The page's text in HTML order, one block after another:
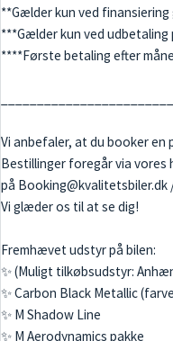
**Gælder kun ved
***Gælder kun ved udbetaling
****Første betaling efter
Vi anbefaler, at du booker
Bestillinger foregår via vores
på Booking@kvalitetsbiler.dk
Vi glæder os til at se dig!
Fremhævet udstyr på bilen:
✨ (Muligt tilkøbsudstyr:
✨ Carbon Black Metallic
✨ M Shadow Line
✨ M Aerodynamics pakke